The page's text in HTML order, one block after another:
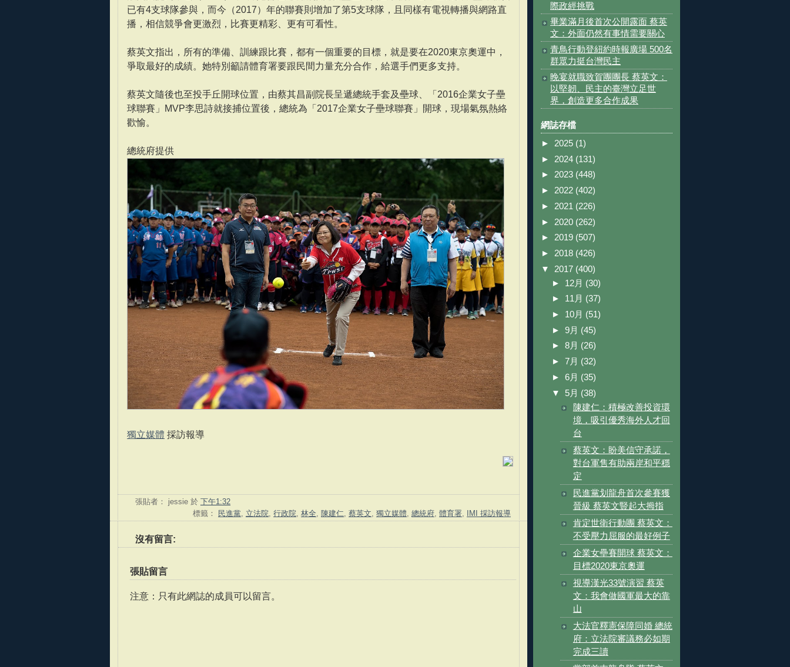
已有4支球隊參與，而今（2017）年的聯賽則增加了第5支球隊，且同樣有電視轉播與網路直
播，相信競爭會更激烈，比賽更精彩、更有可看性。
蔡英文指出，所有的準備、訓練跟比賽，都有一個重要的目標，就是要在2020東京奧運中，
爭取最好的成績。她特別籲請體育署要跟民間力量充分合作，給選手們更多支持。
蔡英文隨後也至投手丘開球位置，由蔡其昌副院長呈遞總統手套及壘球、「2016企業女子壘
球聯賽」MVP李思詩就接捕位置後，總統為「2017企業女子壘球聯賽」開球，現場氣氛熱絡
歡愉。
總統府提供
獨立媒體 採訪報導
張貼者： jessie 於 下午1:32
標籤： 民進黨 立法院 行政院 林全 陳建仁 蔡英文 獨立媒體 總統府 體育署 IMI 採訪報導
沒有留言:
張貼留言
注意：只有此網誌的成員可以留言。
際政經挑戰
畢業滿月後首次公開露面 蔡英
文：外面仍然有事情需要關心
青鳥行動登紐約時報廣場 500名
群眾力挺台灣民主
晚宴就職致賀團團長 蔡英文：
以堅韌、民主的臺灣立足世
界，創造更多合作成果
網誌存檔
► 2025 (1)
► 2024 (131)
► 2023 (448)
► 2022 (402)
► 2021 (226)
► 2020 (262)
► 2019 (507)
► 2018 (426)
▼ 2017 (400)
► 12月 (30)
► 11月 (37)
► 10月 (51)
► 9月 (45)
► 8月 (26)
► 7月 (32)
► 6月 (35)
▼ 5月 (38)
陳建仁：積極改善投資環
境，吸引優秀海外人才回
台
蔡英文：盼美信守承諾，
對台軍售有助兩岸和平穩
定
民進黨划龍舟首次參賽獲
晉級 蔡英文豎起大拇指
肯定世衛行動團 蔡英文：
不受壓力屈服的最好例子
企業女壘賽開球 蔡英文：
目標2020東京奧運
視導漢光33號演習 蔡英
文：我會做國軍最大的靠
山
大法官釋憲保障同婚 總統
府：立法院審議務必如期
完成三讀